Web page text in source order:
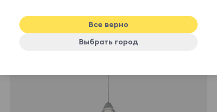
Все верно
Выбрать город